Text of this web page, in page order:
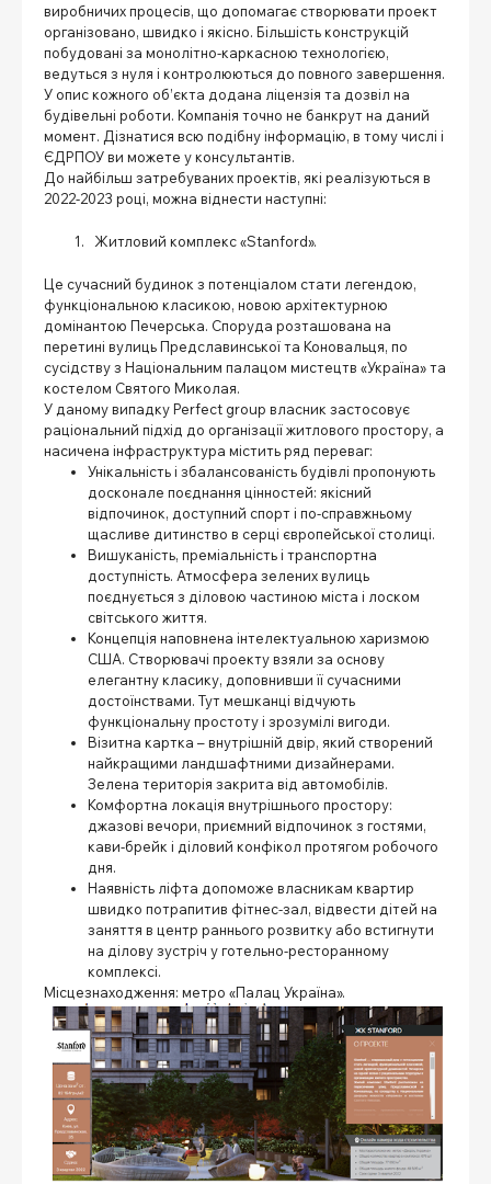
виробничих процесів, що допомагає створювати проект
організовано, швидко і якісно. Більшість конструкцій
побудовані за монолітно-каркасною технологією,
ведуться з нуля і контролюються до повного завершення.
У опис кожного об’єкта додана ліцензія та дозвіл на
будівельні роботи. Компанія точно не банкрут на даний
момент. Дізнатися всю подібну інформацію, в тому числі і
ЄДРПОУ ви можете у консультантів.
До найбільш затребуваних проектів, які реалізуються в
2022-2023 році, можна віднести наступні:
Житловий комплекс «Stanford».
Це сучасний будинок з потенціалом стати легендою,
функціональною класикою, новою архітектурною
домінантою Печерська. Споруда розташована на
перетині вулиць Предславинської та Коновальця, по
сусідству з Національним палацом мистецтв «Україна» та
костелом Святого Миколая.
У даному випадку Perfect group власник застосовує
раціональний підхід до організації житлового простору, а
насичена інфраструктура містить ряд переваг:
Унікальність і збалансованість будівлі пропонують
досконале поєднання цінностей: якісний
відпочинок, доступний спорт і по-справжньому
щасливе дитинство в серці європейської столиці.
Вишуканість, преміальність і транспортна
доступність. Атмосфера зелених вулиць
поєднується з діловою частиною міста і лоском
світського життя.
Концепція наповнена інтелектуальною харизмою
США. Створювачі проекту взяли за основу
елегантну класику, доповнивши її сучасними
достоїнствами. Тут мешканці відчують
функціональну простоту і зрозумілі вигоди.
Візитна картка – внутрішній двір, який створений
найкращими ландшафтними дизайнерами.
Зелена територія закрита від автомобілів.
Комфортна локація внутрішнього простору:
джазові вечори, приємний відпочинок з гостями,
кави-брейк і діловий конфікол протягом робочого
дня.
Наявність ліфта допоможе власникам квартир
швидко потрапитив фітнес-зал, відвести дітей на
заняття в центр раннього розвитку або встигнути
на ділову зустріч у готельно-ресторанному
комплексі.
Місцезнаходження: метро «Палац Україна».